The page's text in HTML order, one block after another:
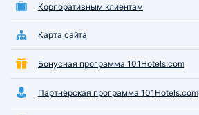
Корпоративным клиентам
Карта сайта
Бонусная программа 101Hotels.com
Партнёрская программа 101Hotels.com